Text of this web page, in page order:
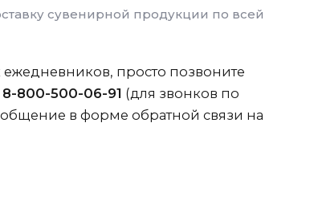
сувенирной продукции по всей
просто позвоните
8-800-500-06-91 (для звонков по
в форме обратной связи на